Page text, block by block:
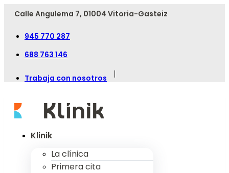
Calle Angulema 7, 01004 Vitoria-Gasteiz
945 770 287
688 763 146
|
Trabaja con nosotros
Klinik
La clínica
Primera cita